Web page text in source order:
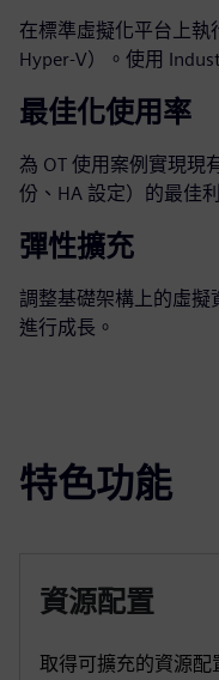
在標準虛擬化平台上執
Hyper-V）。使用
最佳化使用率
為 OT 使用案例實現現
份、HA 設定）的最佳
彈性擴充
調整基礎架構上的虛擬
進行成長。
特色功能
資源配置
取得可擴充的資源配